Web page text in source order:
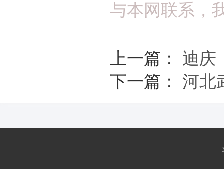
与本网联系，
上一篇： 迪庆
下一篇： 河北